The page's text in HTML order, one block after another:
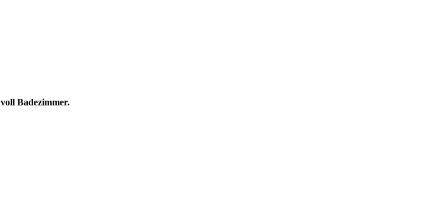
voll Badezimmer.